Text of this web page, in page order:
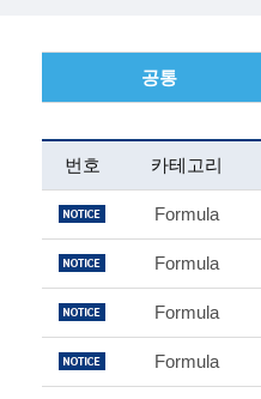
공통
번호 카테고리
Formula
Formula
Formula
Formula